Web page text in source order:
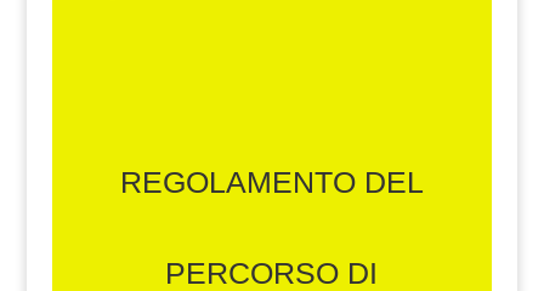
REGOLAMENTO DEL
PERCORSO DI